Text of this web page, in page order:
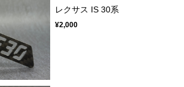
レクサス IS 30系
¥2,000